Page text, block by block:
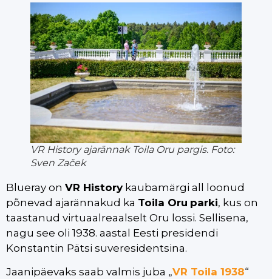
VR History ajarännak Toila Oru pargis. Foto:
Sven Začek
Blueray on VR Historykaubamärgi all loonud
põnevad ajarännakud ka Toila Oru parki, kus on
taastanud virtuaalreaalselt Oru lossi. Sellisena,
nagu see oli 1938. aastal Eesti presidendi
Konstantin Pätsi suveresidentsina.
Jaanipäevaks saab valmis juba „VR Toila 1938“